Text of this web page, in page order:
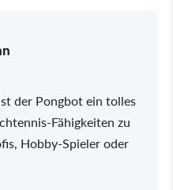
der Pongbot ein tolles
Fähigkeiten zu
Hobby-Spieler oder